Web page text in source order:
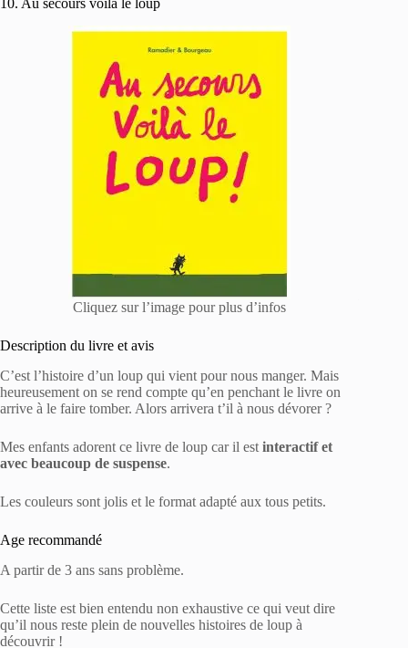
10. Au secours voilà le loup
Cliquez sur l’image pour plus d’infos
Description du livre et avis
C’est l’histoire d’un loup qui vient pour nous manger. Mais
heureusement on se rend compte qu’en penchant le livre on
arrive à le faire tomber. Alors arrivera t’il à nous dévorer ?
Mes enfants adorent ce livre de loup car il est interactif et
avec beaucoup de suspense.
Les couleurs sont jolis et le format adapté aux tous petits.
Age recommandé
A partir de 3 ans sans problème.
Cette liste est bien entendu non exhaustive ce qui veut dire
qu’il nous reste plein de nouvelles histoires de loup à
découvrir !